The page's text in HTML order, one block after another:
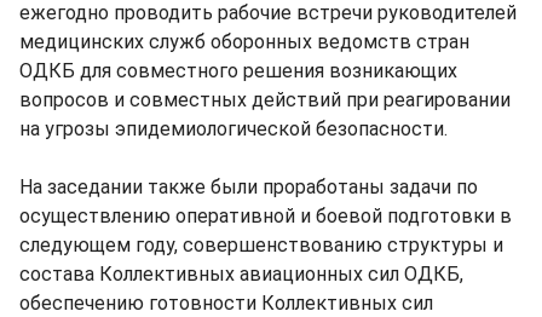
ежегодно проводить рабочие встречи руководителей
медицинских служб оборонных ведомств стран
ОДКБ для совместного решения возникающих
вопросов и совместных действий при реагировании
на угрозы эпидемиологической безопасности.
На заседании также были проработаны задачи по
осуществлению оперативной и боевой подготовки в
следующем году, совершенствованию структуры и
состава Коллективных авиационных сил ОДКБ,
обеспечению готовности Коллективных сил